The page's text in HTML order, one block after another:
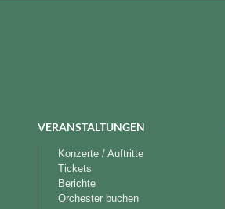
VERANSTALTUNGEN
Konzerte / Auftritte
Tickets
Berichte
Orchester buchen